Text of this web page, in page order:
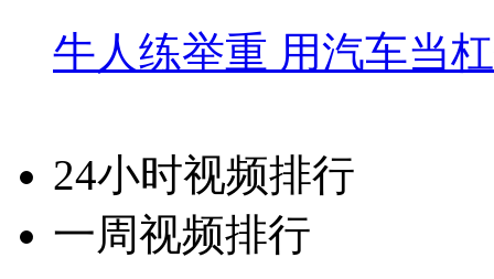
牛人练举重 用汽车当
24小时视频排行
一周视频排行